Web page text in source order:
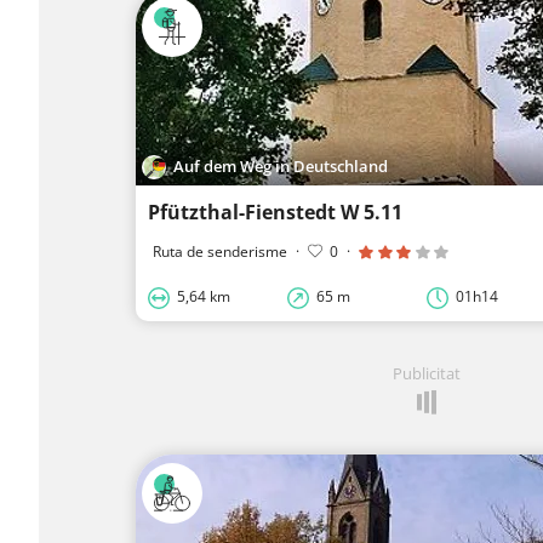
Auf dem Weg in Deutschland
Pfützthal-Fienstedt W 5.11
Ruta de senderisme · 0 ·
5,64 km 65 m 01h14
Publicitat